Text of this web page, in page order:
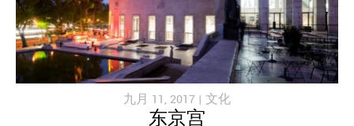
九月 11, 2017 | 文化
东京宫